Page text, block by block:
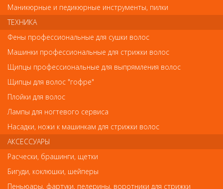
Обратите внимание
53 мм BRPR 53» может отличаться от фотографий на сайте.
Несовпадение внешнего вида и комплектности реального
товара с фотографиями и описанием на сайте не является
показателем ненадлежащего качества товара.
Так же советуем посмотреть
Маникюрные и педикюрные инструменты, пилки
ТЕХНИКА
Фены профессиональные для сушки волос
Машинки профессиональные для стрижки волос
Щипцы профессиональные для выпрямления волос
Щипцы для волос "гофре"
Плойки для волос
Лампы для ногтевого сервиса
Насадки, ножи к машинкам для стрижки волос
АКСЕССУАРЫ
Расчески, брашинги, щетки
Бигуди, коклюшки, шейперы
Пеньюары, фартуки, пелерины, воротники для стрижки